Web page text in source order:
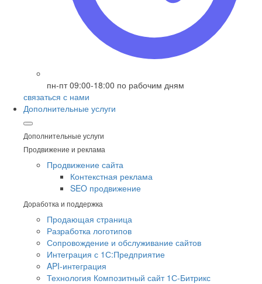
пн-пт 09:00-18:00 по рабочим дням
связаться с нами
Дополнительные услуги
Дополнительные услуги
Продвижение и реклама
Продвижение сайта
Контекстная реклама
SEO продвижение
Доработка и поддержка
Продающая страница
Разработка логотипов
Сопровождение и обслуживание сайтов
Интеграция с 1С:Предприятие
API-интеграция
Технология Композитный сайт 1С-Битрикс